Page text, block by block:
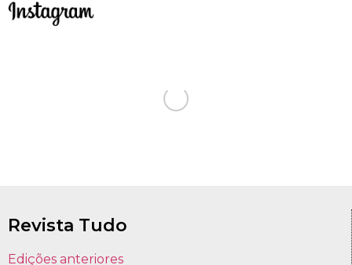
Revista Tudo
Edições anteriores